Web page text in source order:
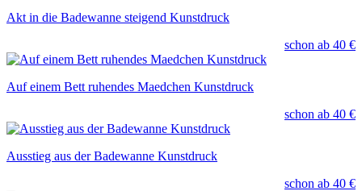
Akt in die Badewanne steigend Kunstdruck
schon ab 40 €
Auf einem Bett ruhendes Maedchen Kunstdruck
schon ab 40 €
Ausstieg aus der Badewanne Kunstdruck
schon ab 40 €